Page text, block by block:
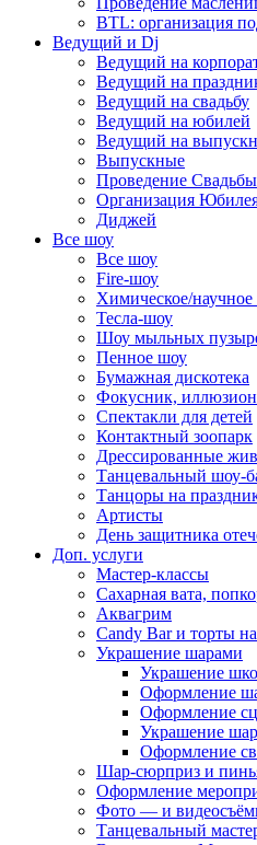
BTL: организация
Ведущий и Dj
Ведущий на
Ведущий на
Ведущий на свадьбу
Ведущий на юбилей
Ведущий на
Выпускные
Проведение Свадьбы
Организация
Диджей
Все шоу
Все шоу
Fire-шоу
Химическое/
Тесла-шоу
Шоу мыльных
Пенное шоу
Бумажная дискотека
Фокусник,
Спектакли для детей
Контактный зоопарк
Дрессированные
Танцевальный шоу-
Танцоры на
Артисты
День защитника
Доп. услуги
Мастер-классы
Сахарная вата,
Аквагрим
Candy Bar и торты на
Украшение шарами
Украшение
Оформление
Оформление
Украшение
Оформление
Шар-сюрприз и
Оформление
Фото — и
Танцевальный